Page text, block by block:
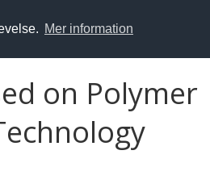
Mer information
on Polymer